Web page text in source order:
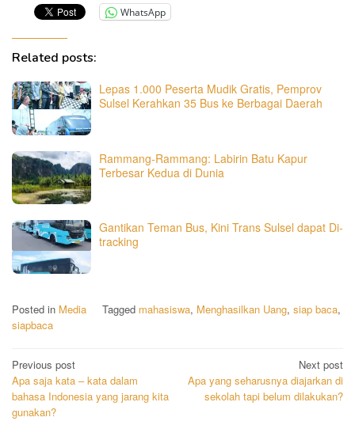
WhatsApp
Related posts:
Lepas 1.000 Peserta Mudik Gratis, Pemprov
Sulsel Kerahkan 35 Bus ke Berbagai Daerah
Rammang-Rammang: Labirin Batu Kapur
Terbesar Kedua di Dunia
Gantikan Teman Bus, Kini Trans Sulsel dapat Di-
tracking
Posted in Media Tagged mahasiswa, Menghasilkan Uang, siap baca,
siapbaca
Post
navigation
Previous post
Apa saja kata – kata dalam
bahasa Indonesia yang jarang kita
gunakan?
Next post
Apa yang seharusnya diajarkan di
sekolah tapi belum dilakukan?